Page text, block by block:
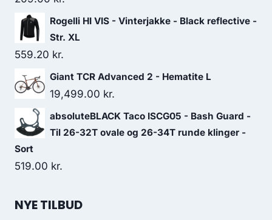
Rogelli HI VIS - Vinterjakke - Black reflective -
Str. XL
559.20 kr.
Giant TCR Advanced 2 - Hematite L
19,499.00 kr.
absoluteBLACK Taco ISCG05 - Bash Guard -
Til 26-32T ovale og 26-34T runde klinger -
Sort
519.00 kr.
NYE TILBUD